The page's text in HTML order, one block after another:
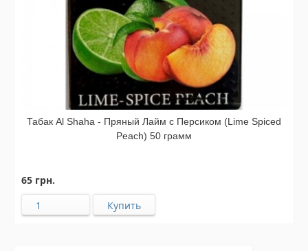
Табак Al Shaha - Пряный Лайм с Персиком (Lime Spiced
Peach) 50 грамм
65 грн.